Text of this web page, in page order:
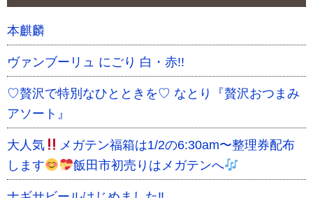
本麒麟
ヴァンブーリュ にごり 白・赤!!
♡贅沢で特別なひとときを♡ なとり『贅沢おつまみ
アソート』
大人気
メガテン福箱は1/2の6:30am〜整理券配布
します
飯田市初売りはメガテンへ